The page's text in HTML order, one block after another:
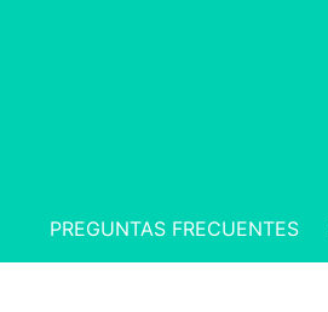
PREGUNTAS FRECUENTES